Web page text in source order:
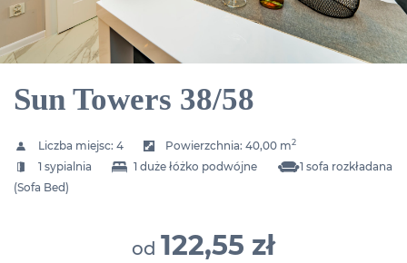
Sun Towers 38/58
Liczba miejsc: 4 Powierzchnia:40,00 m2
1 sypialnia 1 duże łóżko podwójne
1 sofa rozkładana
(Sofa Bed)
od 122,55 zł